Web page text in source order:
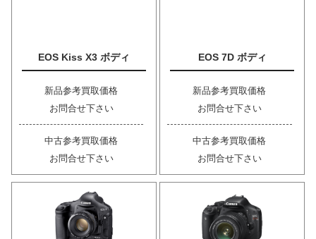
EOS Kiss X3 ボディ
新品参考買取価格
お問合せ下さい
中古参考買取価格
お問合せ下さい
EOS 7D ボディ
新品参考買取価格
お問合せ下さい
中古参考買取価格
お問合せ下さい